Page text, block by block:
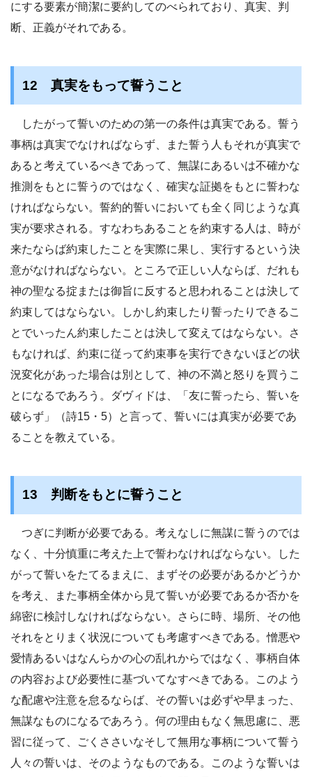
にする要素が簡潔に要約してのべられており、真実、判
断、正義がそれである。
12 真実をもって誓うこと
したがって誓いのための第一の条件は真実である。誓う
事柄は真実でなければならず、また誓う人もそれが真実で
あると考えているべきであって、無謀にあるいは不確かな
推測をもとに誓うのではなく、確実な証拠をもとに誓わな
ければならない。誓約的誓いにおいても全く同じような真
実が要求される。すなわちあることを約束する人は、時が
来たならば約束したことを実際に果し、実行するという決
意がなければならない。ところで正しい人ならば、だれも
神の聖なる掟または御旨に反すると思われることは決して
約束してはならない。しかし約束したり誓ったりできるこ
とでいったん約束したことは決して変えてはならない。さ
もなければ、約束に従って約束事を実行できないほどの状
況変化があった場合は別として、神の不満と怒りを買うこ
とになるであろう。ダヴィドは、「友に誓ったら、誓いを
破らず」（詩15・5）と言って、誓いには真実が必要であ
ることを教えている。
13 判断をもとに誓うこと
つぎに判断が必要である。考えなしに無謀に誓うのでは
なく、十分慎重に考えた上で誓わなければならない。した
がって誓いをたてるまえに、まずその必要があるかどうか
を考え、また事柄全体から見て誓いが必要であるか否かを
綿密に検討しなければならない。さらに時、場所、その他
それをとりまく状況についても考慮すべきである。憎悪や
愛情あるいはなんらかの心の乱れからではなく、事柄自体
の内容および必要性に基づいてなすべきである。このよう
な配慮や注意を怠るならば、その誓いは必ずや早まった、
無謀なものになるであろう。何の理由もなく無思慮に、悪
習に従って、ごくささいなそして無用な事柄について誓う
人々の誓いは、そのようなものである。このような誓いは